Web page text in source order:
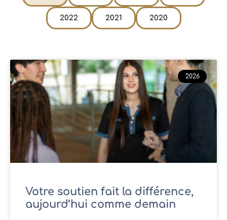
2022 2021 2020
2026
Votre soutien fait la différence,
aujourd’hui comme demain